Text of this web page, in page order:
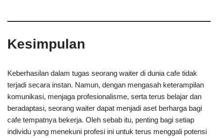
Kesimpulan
Keberhasilan dalam tugas seorang waiter di dunia cafe tidak
terjadi secara instan. Namun, dengan mengasah keterampilan
komunikasi, menjaga profesionalisme, serta terus belajar dan
beradaptasi, seorang waiter dapat menjadi aset berharga bagi
cafe tempatnya bekerja. Oleh sebab itu, penting bagi setiap
individu yang menekuni profesi ini untuk terus menggali potensi